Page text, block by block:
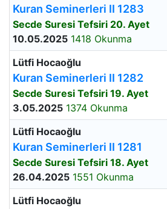
Kuran Seminerleri II 1283
Secde Suresi Tefsiri 20. Ayet
10.05.2025 1418 Okunma
Lütfi Hocaoğlu
Kuran Seminerleri II 1282
Secde Suresi Tefsiri 19. Ayet
3.05.2025 1374 Okunma
Lütfi Hocaoğlu
Kuran Seminerleri II 1281
Secde Suresi Tefsiri 18. Ayet
26.04.2025 1551 Okunma
Lütfi Hocaoğlu